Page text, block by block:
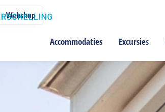
Accommodaties Excursies
Webshop